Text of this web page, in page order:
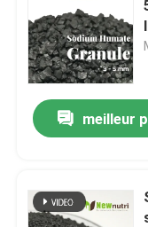
engrais liquide
Engrais d'acide
Poudre d'extrait
meilleur